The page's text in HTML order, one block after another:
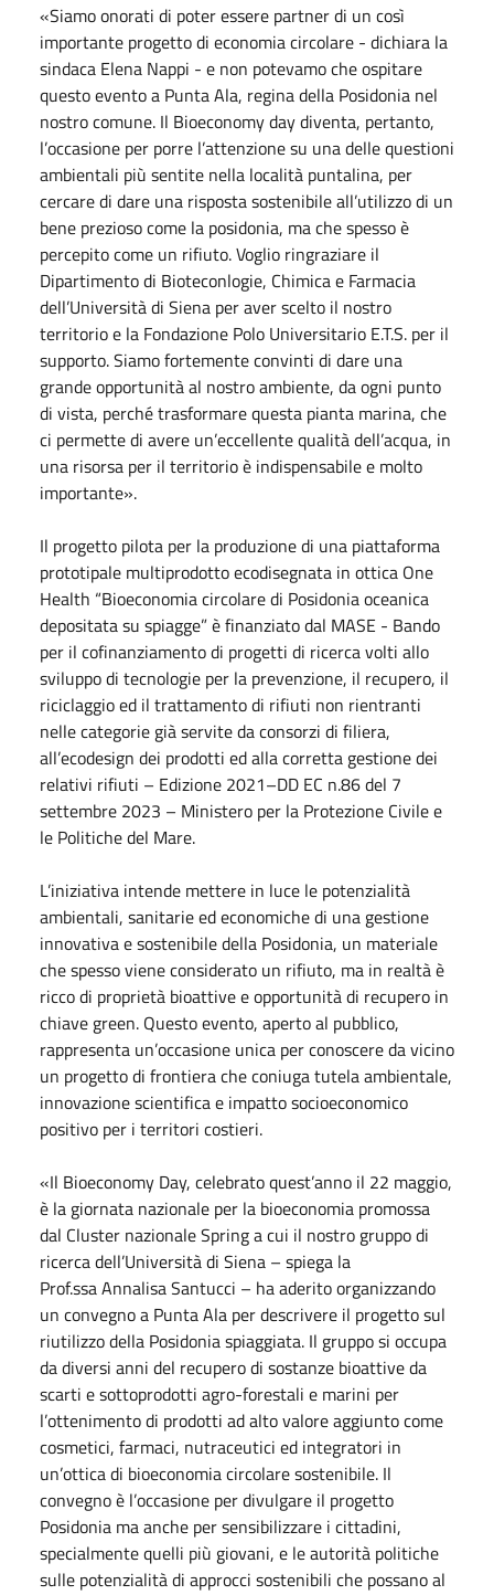
«Siamo onorati di poter essere partner di un così
importante progetto di economia circolare - dichiara la
sindaca Elena Nappi - e non potevamo che ospitare
questo evento a Punta Ala, regina della Posidonia nel
nostro comune. Il Bioeconomy day diventa, pertanto,
l’occasione per porre l’attenzione su una delle questioni
ambientali più sentite nella località puntalina, per
cercare di dare una risposta sostenibile all’utilizzo di un
bene prezioso come la posidonia, ma che spesso è
percepito come un rifiuto. Voglio ringraziare il
Dipartimento di Bioteconlogie, Chimica e Farmacia
dell’Università di Siena per aver scelto il nostro
territorio e la Fondazione Polo Universitario E.T.S. per il
supporto. Siamo fortemente convinti di dare una
grande opportunità al nostro ambiente, da ogni punto
di vista, perché trasformare questa pianta marina, che
ci permette di avere un’eccellente qualità dell’acqua, in
una risorsa per il territorio è indispensabile e molto
importante».
Il progetto pilota per la produzione di una piattaforma
prototipale multiprodotto ecodisegnata in ottica One
Health “Bioeconomia circolare di Posidonia oceanica
depositata su spiagge” è finanziato dal MASE - Bando
per il cofinanziamento di progetti di ricerca volti allo
sviluppo di tecnologie per la prevenzione, il recupero, il
riciclaggio ed il trattamento di rifiuti non rientranti
nelle categorie già servite da consorzi di filiera,
all’ecodesign dei prodotti ed alla corretta gestione dei
relativi rifiuti – Edizione 2021–DD EC n.86 del 7
settembre 2023 – Ministero per la Protezione Civile e
le Politiche del Mare.
L’iniziativa intende mettere in luce le potenzialità
ambientali, sanitarie ed economiche di una gestione
innovativa e sostenibile della Posidonia, un materiale
che spesso viene considerato un rifiuto, ma in realtà è
ricco di proprietà bioattive e opportunità di recupero in
chiave green. Questo evento, aperto al pubblico,
rappresenta un’occasione unica per conoscere da vicino
un progetto di frontiera che coniuga tutela ambientale,
innovazione scientifica e impatto socioeconomico
positivo per i territori costieri.
«Il Bioeconomy Day, celebrato quest’anno il 22 maggio,
è la giornata nazionale per la bioeconomia promossa
dal Cluster nazionale Spring a cui il nostro gruppo di
ricerca dell’Università di Siena – spiega la
Prof.ssa Annalisa Santucci – ha aderito organizzando
un convegno a Punta Ala per descrivere il progetto sul
riutilizzo della Posidonia spiaggiata. Il gruppo si occupa
da diversi anni del recupero di sostanze bioattive da
scarti e sottoprodotti agro-forestali e marini per
l’ottenimento di prodotti ad alto valore aggiunto come
cosmetici, farmaci, nutraceutici ed integratori in
un’ottica di bioeconomia circolare sostenibile. Il
convegno è l’occasione per divulgare il progetto
Posidonia ma anche per sensibilizzare i cittadini,
specialmente quelli più giovani, e le autorità politiche
sulle potenzialità di approcci sostenibili che possano al